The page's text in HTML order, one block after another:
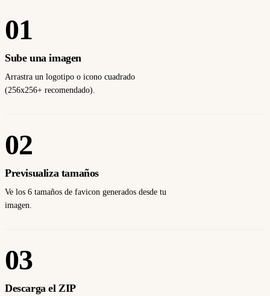
01
Sube una imagen
Arrastra un logotipo o icono cuadrado
(256x256+ recomendado).
02
Previsualiza tamaños
Ve los 6 tamaños de favicon generados desde tu
imagen.
03
Descarga el ZIP